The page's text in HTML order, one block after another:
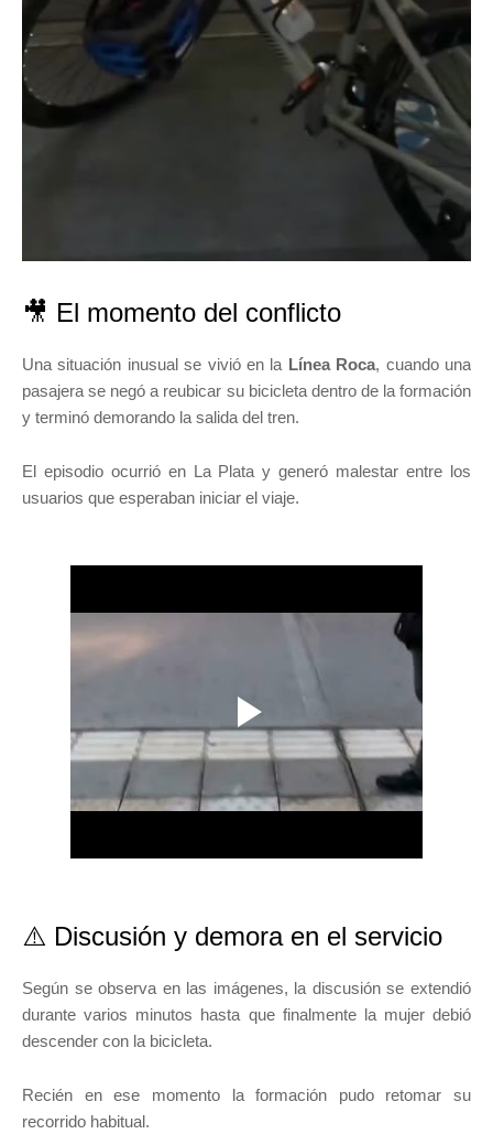
🎥 El momento del conflicto
Una situación inusual se vivió en la Línea Roca, cuando una
pasajera se negó a reubicar su bicicleta dentro de la formación
y terminó demorando la salida del tren.
El episodio ocurrió en La Plata y generó malestar entre los
usuarios que esperaban iniciar el viaje.
⚠️ Discusión y demora en el servicio
Según se observa en las imágenes, la discusión se extendió
durante varios minutos hasta que finalmente la mujer debió
descender con la bicicleta.
Recién en ese momento la formación pudo retomar su
recorrido habitual.